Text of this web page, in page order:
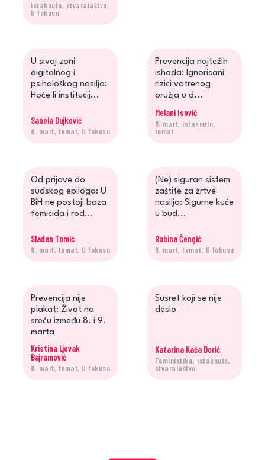
istaknuto, stvaralaštvo,
U fokusu
U sivoj zoni
digitalnog i
psihološkog nasilja:
Hoće li institucij...
Sanela Dujković
8. mart, temat, U fokusu
Prevencija najtežih
ishoda: Ignorisani
rizici vatrenog
oružja u d...
Melani Isović
8. mart, istaknuto,
temat
Od prijave do
sudskog epiloga: U
BiH ne postoji baza
femicida i rod...
Slađan Tomić
8. mart, temat, U fokusu
(Ne) siguran sistem
zaštite za žrtve
nasilja: Sigurne kuće
u bud...
Rubina Čengić
8. mart, temat, U fokusu
Prevencija nije
plakat: Život na
sreću između 8. i 9.
marta
Kristina Ljevak
Bajramović
8. mart, temat, U fokusu
Susret koji se nije
desio
Katarina Kaća Dorić
Feministika, istaknuto,
stvaralaštvo